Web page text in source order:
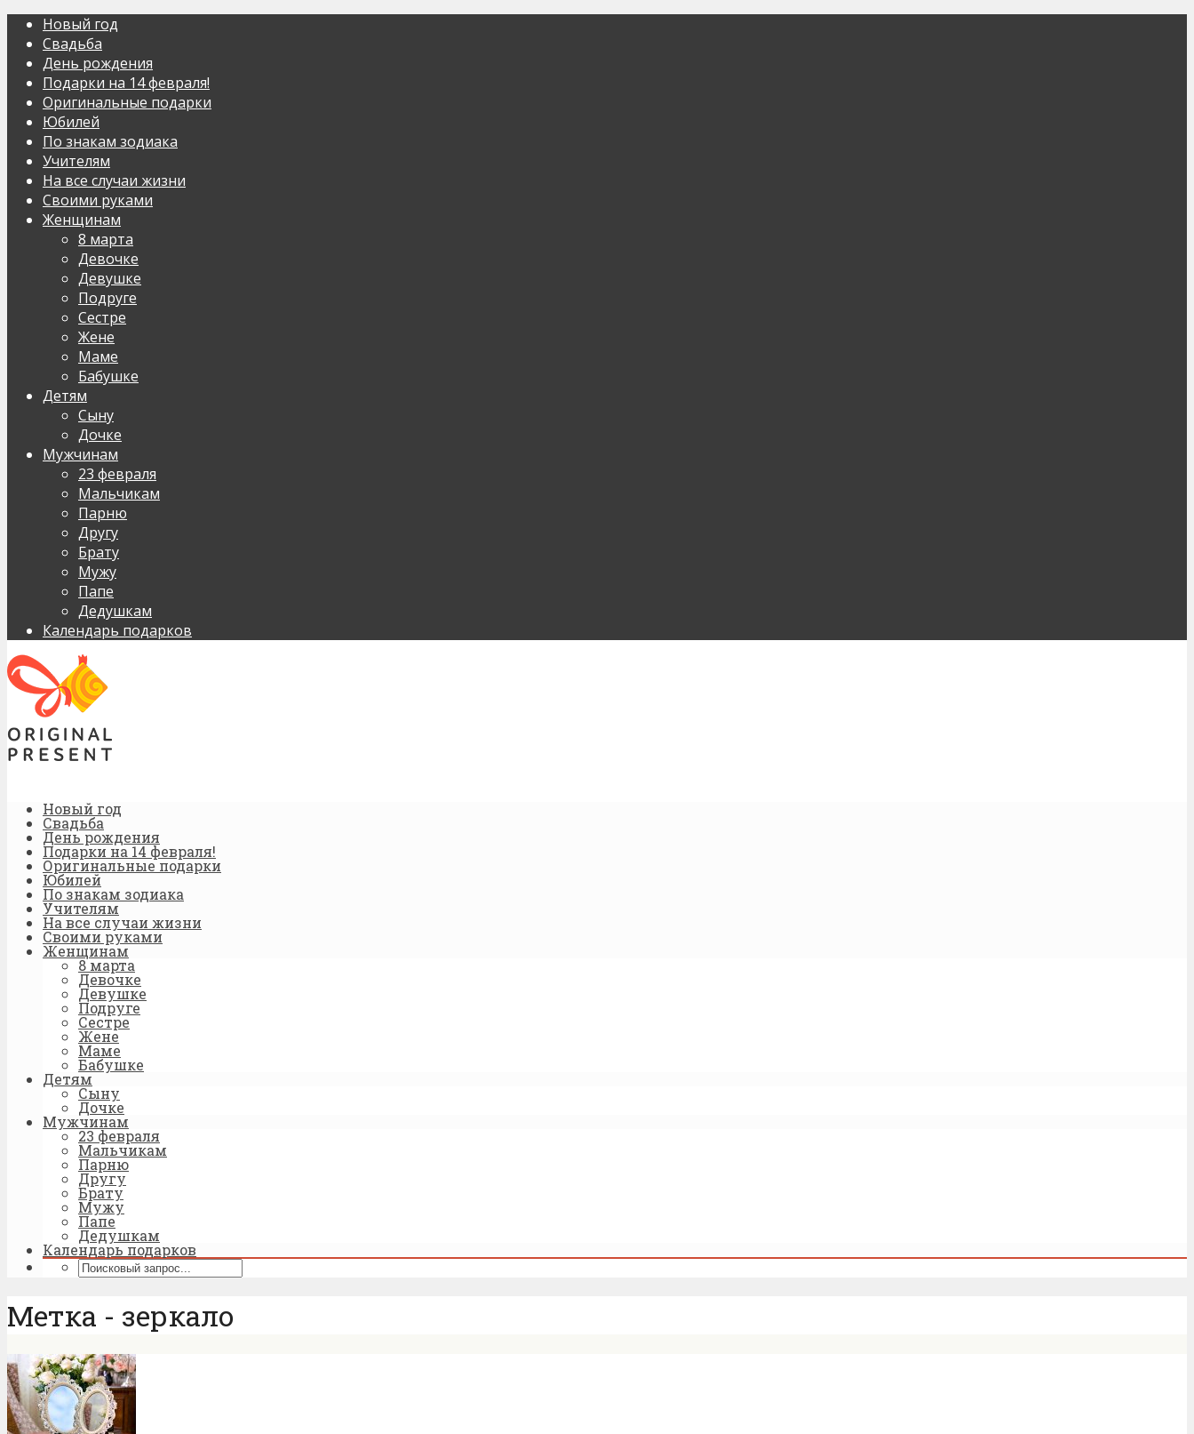
Новый год
Свадьба
День рождения
Подарки на 14 февраля!
Оригинальные подарки
Юбилей
По знакам зодиака
Учителям
На все случаи жизни
Своими руками
Женщинам
8 марта
Девочке
Девушке
Подруге
Сестре
Жене
Маме
Бабушке
Детям
Сыну
Дочке
Мужчинам
23 февраля
Мальчикам
Парню
Другу
Брату
Мужу
Папе
Дедушкам
Календарь подарков
Новый год
Свадьба
День рождения
Подарки на 14 февраля!
Оригинальные подарки
Юбилей
По знакам зодиака
Учителям
На все случаи жизни
Своими руками
Женщинам
8 марта
Девочке
Девушке
Подруге
Сестре
Жене
Маме
Бабушке
Детям
Сыну
Дочке
Мужчинам
23 февраля
Мальчикам
Парню
Другу
Брату
Мужу
Папе
Дедушкам
Календарь подарков
Метка - зеркало